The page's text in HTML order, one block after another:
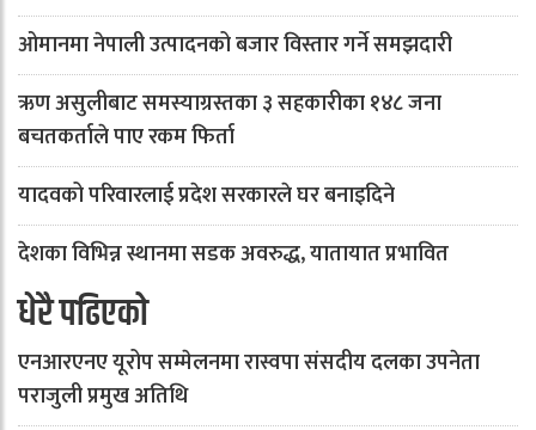
ओमानमा नेपाली उत्पादनको बजार विस्तार गर्ने समझदारी
ऋण असुलीबाट समस्याग्रस्तका ३ सहकारीका १४८ जना
बचतकर्ताले पाए रकम फिर्ता
यादवको परिवारलाई प्रदेश सरकारले घर बनाइदिने
देशका विभिन्न स्थानमा सडक अवरुद्ध, यातायात प्रभावित
धेरै पढिएको
एनआरएनए यूरोप सम्मेलनमा रास्वपा संसदीय दलका उपनेता
पराजुली प्रमुख अतिथि